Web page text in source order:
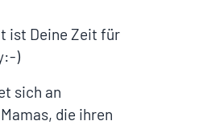
ist Deine Zeit für
)
sich an
die ihren